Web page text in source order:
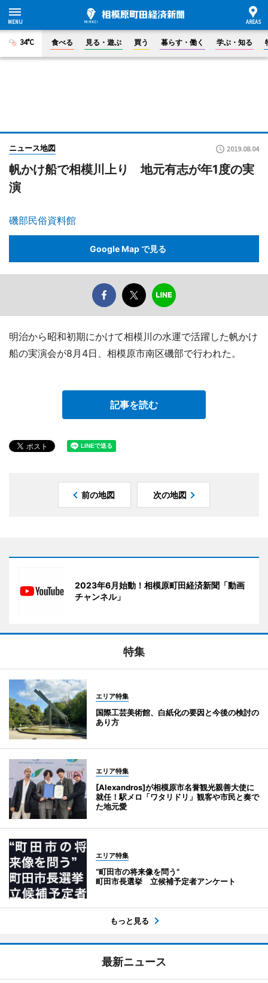
34°C 食べる 見る・遊ぶ 買う 暮らす・働く 学ぶ・知る
ニュース地図 2019.08.04
帆かけ船で相模川上り 地元有志が年1度の実
演
磯部民俗資料館
Google Map で見る
明治から昭和初期にかけて相模川の水運で活躍した帆かけ
船の実演会が8月4日、相模原市南区磯部で行われた。
記事を読む
前の地図 次の地図
2023年6月始動！相模原町田経済新聞「動画
チャンネル」
特集
エリア特集
国際工芸美術館、白紙化の要因と今後の検討の
あり方
エリア特集
[Alexandros]が相模原市名誉観光親善大使に
就任！駅メロ「ワタリドリ」観客や市民と奏で
た地元愛
エリア特集
“町田市の将来像を問う”
町田市長選挙 立候補予定者アンケート
もっと見る
最新ニュース